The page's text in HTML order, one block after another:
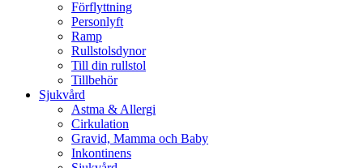
Förflyttning
Personlyft
Ramp
Rullstolsdynor
Till din rullstol
Tillbehör
Sjukvård
Astma & Allergi
Cirkulation
Gravid, Mamma och Baby
Inkontinens